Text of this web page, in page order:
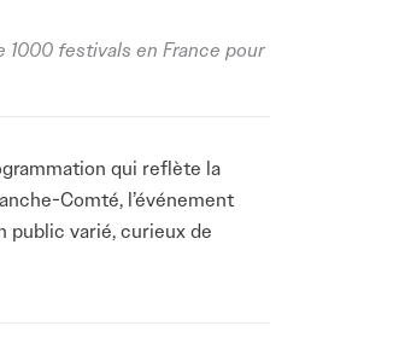
festivals en France pour
qui reflète la
Comté, l’événement
public varié, curieux de